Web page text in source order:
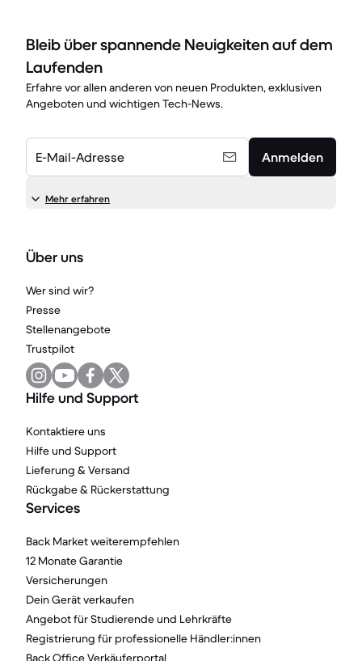
Bleib über spannende Neuigkeiten auf dem
Laufenden
Erfahre vor allen anderen von neuen Produkten, exklusiven
Angeboten und wichtigen Tech-News.
E-Mail-Adresse Anmelden
Mehr erfahren
Über uns
Wer sind wir?
Presse
Stellenangebote
Trustpilot
Hilfe und Support
Kontaktiere uns
Hilfe und Support
Lieferung & Versand
Rückgabe & Rückerstattung
Services
Back Market weiterempfehlen
12 Monate Garantie
Versicherungen
Dein Gerät verkaufen
Angebot für Studierende und Lehrkräfte
Registrierung für professionelle Händler:innen
Back Office Verkäuferportal